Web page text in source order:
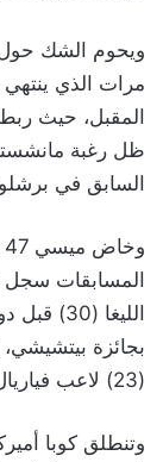
ويحوم الشك
المقبل، حيث
ظل رغبة
السابق في
الليغا
بجائزة
(23) لاعب فياريال الذي يحل على ريال مدريد.